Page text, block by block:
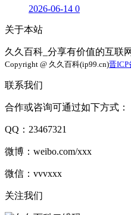
2026-06-14 0
关于本站
久久百科_分享有价值的互联
Copyright @ 久久百科(ip99.cn)晋ICP
联系我们
合作或咨询可通过如下方式：
QQ：23467321
微博：weibo.com/xxx
微信：vvvxxx
关注我们